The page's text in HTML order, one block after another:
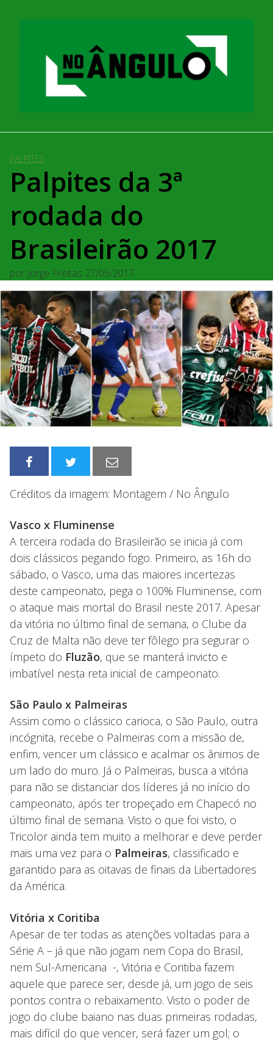
PALPITES
Palpites da 3ª
rodada do
Brasileirão 2017
por Jorge Freitas 27/05/2017
Créditos da imagem: Montagem / No Ângulo
Vasco x Fluminense
A terceira rodada do Brasileirão se inicia já com
dois clássicos pegando fogo. Primeiro, as 16h do
sábado, o Vasco, uma das maiores incertezas
deste campeonato, pega o 100% Fluminense, com
o ataque mais mortal do Brasil neste 2017. Apesar
da vitória no último final de semana, o Clube da
Cruz de Malta não deve ter fôlego pra segurar o
ímpeto do Fluzão, que se manterá invicto e
imbatível nesta reta inicial de campeonato.
São Paulo x Palmeiras
Assim como o clássico carioca, o São Paulo, outra
incógnita, recebe o Palmeiras com a missão de,
enfim, vencer um clássico e acalmar os ânimos de
um lado do muro. Já o Palmeiras, busca a vitória
para não se distanciar dos líderes já no início do
campeonato, após ter tropeçado em Chapecó no
último final de semana. Visto o que foi visto, o
Tricolor ainda tem muito a melhorar e deve perder
mais uma vez para o Palmeiras, classificado e
garantido para as oitavas de finais da Libertadores
da América.
Vitória x Coritiba
Apesar de ter todas as atenções voltadas para a
Série A – já que não jogam nem Copa do Brasil,
nem Sul-Americana -, Vitória e Coritiba fazem
aquele que parece ser, desde já, um jogo de seis
pontos contra o rebaixamento. Visto o poder de
jogo do clube baiano nas duas primeiras rodadas,
mais difícil do que vencer, será fazer um gol; o